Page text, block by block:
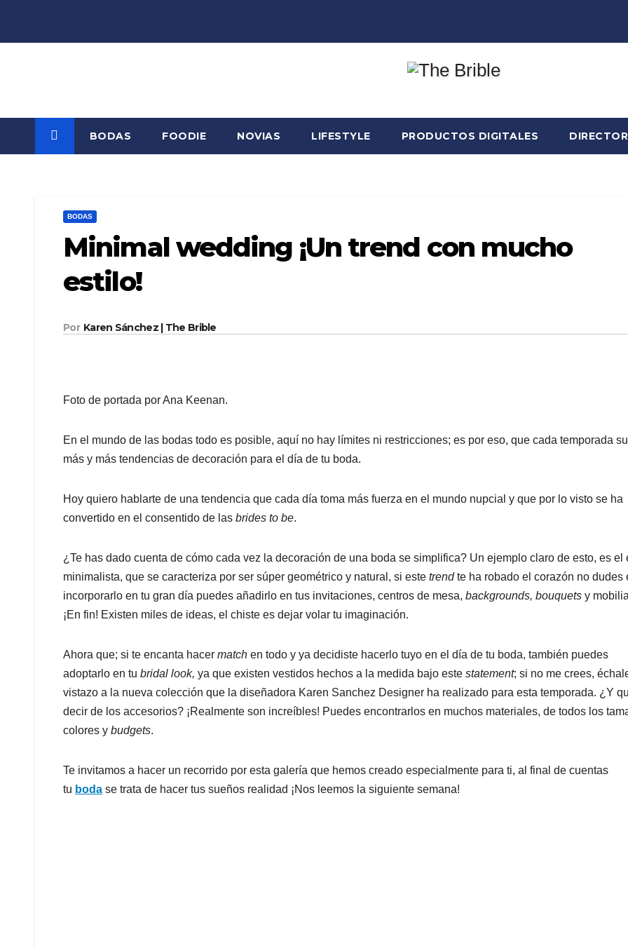
BODAS FOODIE NOVIAS LIFESTYLE PRODUCTOS DIGITALES
BODAS
Minimal wedding ¡Un trend con mucho
estilo!
Por Karen Sánchez | The Brible
Foto de portada por Ana Keenan.
En el mundo de las bodas todo es posible, aquí no hay límites ni restricciones; es por eso, que cada temporada
más y más tendencias de decoración para el día de tu boda.
Hoy quiero hablarte de una tendencia que cada día toma más fuerza en el mundo nupcial y que por lo visto se ha
convertido en el consentido de las brides to be.
¿Te has dado cuenta de cómo cada vez la decoración de una boda se simplifica? Un ejemplo claro de esto, es el
minimalista, que se caracteriza por ser súper geométrico y natural, si este trendte ha robado el corazón no dudes
incorporarlo en tu gran día puedes añadirlo en tus invitaciones, centros de mesa, backgrounds, bouquets y
¡En fin! Existen miles de ideas, el chiste es dejar volar tu imaginación.
Ahora que; si te encanta hacer match en todo y ya decidiste hacerlo tuyo en el día de tu boda, también puedes
adoptarlo en tu bridal look, ya que existen vestidos hechos a la medida bajo este statement; si no me crees,
vistazo a la nueva colección que la diseñadora Karen Sanchez Designer ha realizado para esta temporada. ¿Y
decir de los accesorios? ¡Realmente son increíbles! Puedes encontrarlos en muchos materiales, de todos los
colores y budgets.
Te invitamos a hacer un recorrido por esta galería que hemos creado especialmente para ti, al final de cuentas
tu boda se trata de hacer tus sueños realidad ¡Nos leemos la siguiente semana!